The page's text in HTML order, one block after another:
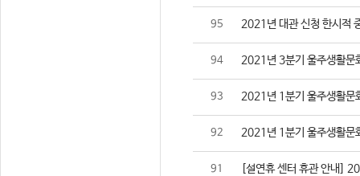
95 2021년 대관 신청 한시적
94 2021년 3분기 울주생활문
93 2021년 1분기 울주생활문
92 2021년 1분기 울주생활문
91 [설연휴 센터 휴관 안내